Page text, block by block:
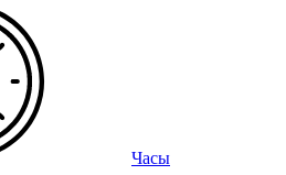
Часы